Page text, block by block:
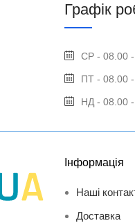
Графік
СР - 08.00
ПТ - 08.00
НД - 08.00
Інформація
Наші
Доставка